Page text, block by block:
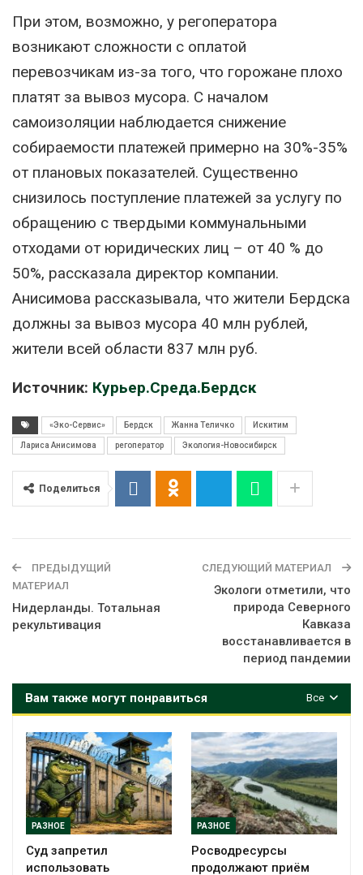
При этом, возможно, у регоператора
возникают сложности с оплатой
перевозчикам из-за того, что горожане плохо
платят за вывоз мусора. С началом
самоизоляции наблюдается снижение
собираемости платежей примерно на 30%-35%
от плановых показателей. Существенно
снизилось поступление платежей за услугу по
обращению с твердыми коммунальными
отходами от юридических лиц – от 40 % до
50%, рассказала директор компании.
Анисимова рассказывала, что жители Бердска
должны за вывоз мусора 40 млн рублей,
жители всей области 837 млн руб.
Источник: Курьер.Среда.Бердск
«Эко-Сервис» Бердск Жанна Теличко Искитим
Лариса Анисимова регоператор Экология-Новосибирск
Поделиться
ПРЕДЫДУЩИЙ
МАТЕРИАЛ
Нидерланды. Тотальная
рекультивация
СЛЕДУЮЩИЙ МАТЕРИАЛ
Экологи отметили, что
природа Северного
Кавказа
восстанавливается в
период пандемии
Все
Вам также могут понравиться
РАЗНОЕ
Суд запретил
использовать
РАЗНОЕ
Росводресурсы
продолжают приём